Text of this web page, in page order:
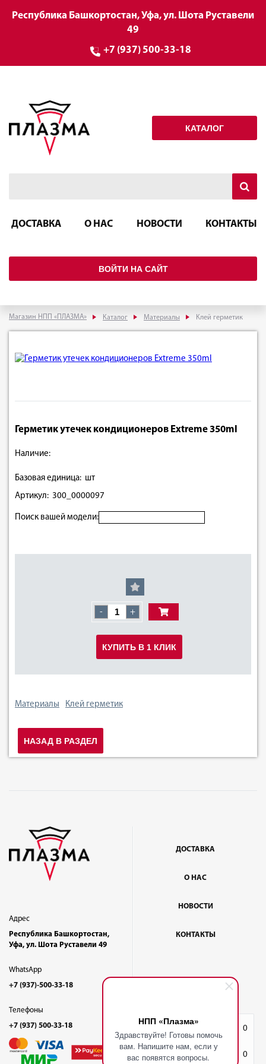
НПП «Плазма»
Здравствуйте! Готовы помочь
вам. Напишите нам, если у
вас появятся вопросы.
0
Корзина 0
Республика Башкортостан, Уфа, ул. Шота Руставели
49
+7 (937) 500-33-18
КАТАЛОГ
ДОСТАВКА О НАС НОВОСТИ КОНТАКТЫ
ВОЙТИ НА САЙТ
Магазин НПП «ПЛАЗМА» Каталог Материалы Клей герметик
Герметик утечек кондиционеров Extreme 350ml
Наличие:
Базовая единица: шт
Артикул: 300_0000097
Поиск вашей модели:
- +
КУПИТЬ В 1 КЛИК
Материалы Клей герметик
НАЗАД В РАЗДЕЛ
Адрес
Республика Башкортостан,
Уфа, ул. Шота Руставели 49
WhatsApp
+7 (937)-500-33-18
Телефоны
+7 (937) 500-33-18
ДОСТАВКА
О НАС
НОВОСТИ
КОНТАКТЫ